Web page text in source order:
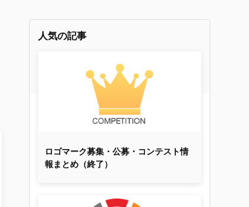
人気の記事
ロゴマーク募集・公募・コンテスト情
報まとめ（終了）